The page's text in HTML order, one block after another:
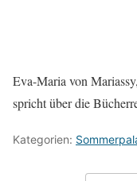
Eva-Maria von
spricht über die
Kategorien: